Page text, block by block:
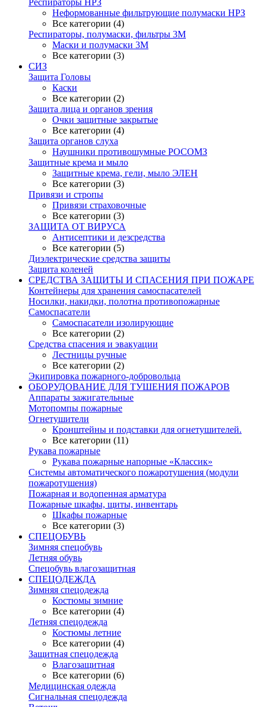
Респираторы НРЗ
Неформованные фильтрующие полумаски НРЗ
Все категории (4)
Респираторы, полумаски, фильтры 3М
Маски и полумаски 3М
Все категории (3)
СИЗ
Защита Головы
Каски
Все категории (2)
Защита лица и органов зрения
Очки защитные закрытые
Все категории (4)
Защита органов слуха
Наушники противошумные РОСОМЗ
Защитные крема и мыло
Защитные крема, гели, мыло ЭЛЕН
Все категории (3)
Привязи и стропы
Привязи страховочные
Все категории (3)
ЗАЩИТА ОТ ВИРУСА
Антисептики и дезсредства
Все категории (5)
Диэлектрические средства защиты
Защита коленей
СРЕДСТВА ЗАЩИТЫ И СПАСЕНИЯ ПРИ ПОЖАРЕ
Контейнеры для хранения самоспасателей
Носилки, накидки, полотна противопожарные
Самоспасатели
Самоспасатели изолирующие
Все категории (2)
Средства спасения и эвакуации
Лестницы ручные
Все категории (2)
Экипировка пожарного-добровольца
ОБОРУДОВАНИЕ ДЛЯ ТУШЕНИЯ ПОЖАРОВ
Аппараты зажигательные
Мотопомпы пожарные
Огнетушители
Кронштейны и подставки для огнетушителей.
Все категории (11)
Рукава пожарные
Рукава пожарные напорные «Классик»
Системы автоматического пожаротушения (модули
пожаротушения)
Пожарная и водопенная арматура
Пожарные шкафы, щиты, инвентарь
Шкафы пожарные
Все категории (3)
СПЕЦОБУВЬ
Зимняя спецобувь
Летняя обувь
Спецобувь влагозащитная
СПЕЦОДЕЖДА
Зимняя спецодежда
Костюмы зимние
Все категории (4)
Летняя спецодежда
Костюмы летние
Все категории (4)
Защитная спецодежда
Влагозащитная
Все категории (6)
Медицинская одежда
Сигнальная спецодежда